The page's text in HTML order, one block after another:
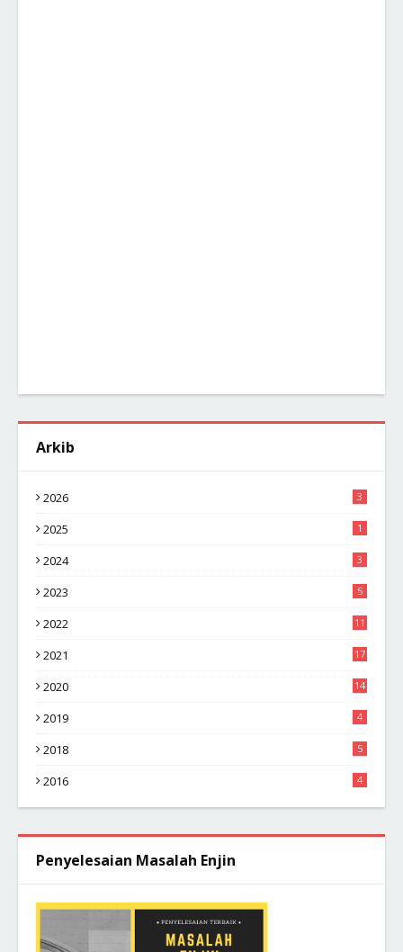
Arkib
2026 3
2025 1
2024 3
2023 5
2022 11
2021 17
2020 14
2019 4
2018 5
2016 4
Penyelesaian Masalah Enjin